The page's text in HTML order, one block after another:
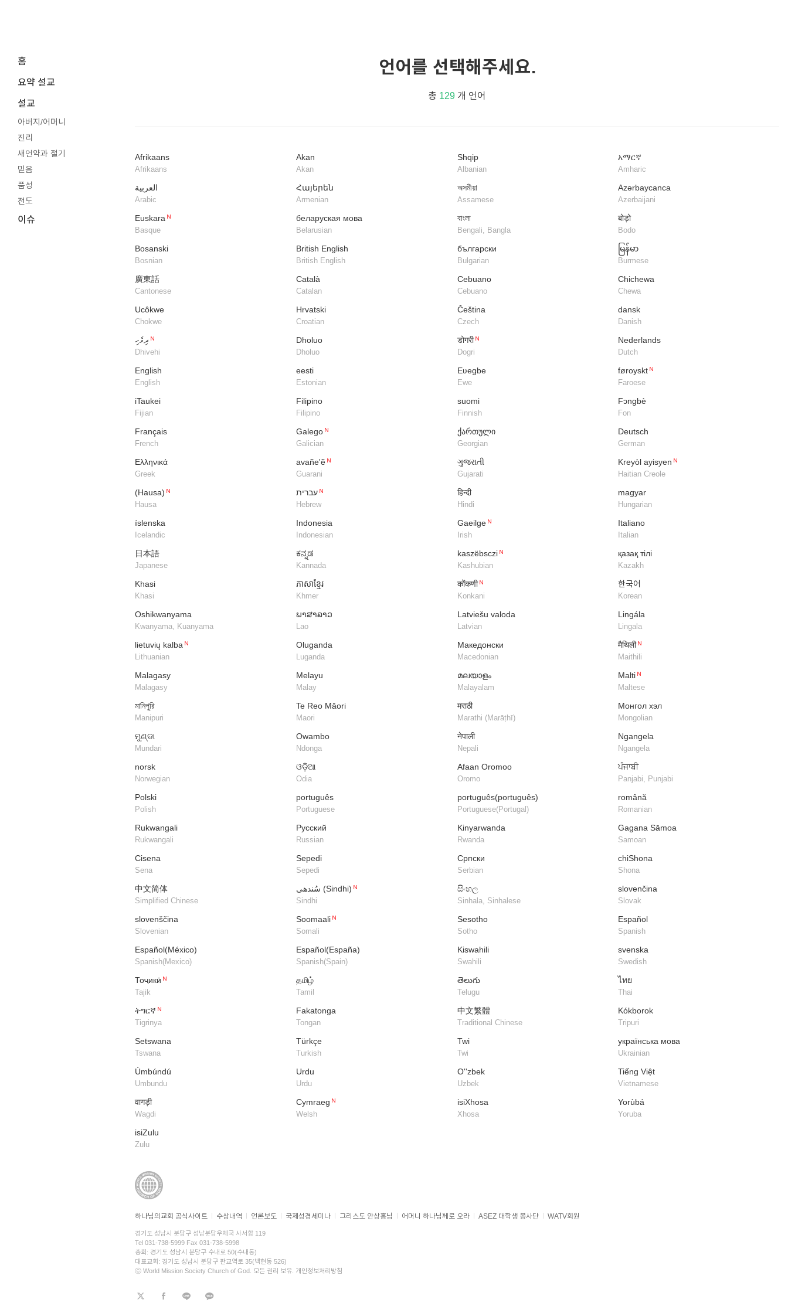
홈
요약 설교
설교
아버지/어머니
진리
새언약과 절기
믿음
품성
전도
이슈
언어를 선택해주세요.
총 129 개 언어
Afrikaans
Afrikaans
Akan
Akan
Shqip
Albanian
አማርኛ
Amharic
العربية
Arabic
Հայերեն
Armenian
অসমীয়া
Assamese
Azərbaycanca
Azerbaijani
Euskara
Basque
беларуская мова
Belarusian
বাংলা
Bengali, Bangla
बोड़ो
Bodo
Bosanski
Bosnian
British English
British English
български
Bulgarian
မြန်မာ
Burmese
廣東話
Cantonese
Català
Catalan
Cebuano
Cebuano
Chichewa
Chewa
Ucôkwe
Chokwe
Hrvatski
Croatian
Čeština
Czech
dansk
Danish
ދިވެހި
Dhivehi
Dholuo
Dholuo
डोगरी
Dogri
Nederlands
Dutch
English
English
eesti
Estonian
Eʋegbe
Ewe
føroyskt
Faroese
iTaukei
Fijian
Filipino
Filipino
suomi
Finnish
Fɔngbè​
Fon
Français
French
Galego
Galician
ქართული
Georgian
Deutsch
German
Ελληνικά
Greek
avañe'ẽ
Guarani
ગુજરાતી
Gujarati
Kreyòl ayisyen​
Haitian Creole
(Hausa)
Hausa
עברית
Hebrew
हिन्दी
Hindi
magyar
Hungarian
íslenska
Icelandic
Indonesia
Indonesian
Gaeilge
Irish
Italiano
Italian
日本語
Japanese
ಕನ್ನಡ
Kannada
kaszëbsczi
Kashubian
қазақ тілі
Kazakh
Khasi
Khasi
ភាសាខ្មែរ
Khmer
कोंकणी
Konkani
한국어
Korean
Oshikwanyama
Kwanyama, Kuanyama
ພາສາລາວ
Lao
Latviešu valoda
Latvian
Lingála
Lingala
lietuvių kalba
Lithuanian
Oluganda
Luganda
Македонски
Macedonian
मैथिली
Maithili
​Malagasy
Malagasy
Melayu
Malay
മലയാളം
Malayalam
Malti
Maltese
মানিপুরি
Manipuri
Te Reo Māori
Maori​​
मराठी
Marathi (Marāṭhī)
Монгол хэл
Mongolian
ମୁଣ୍ଡା
Mundari
Owambo
Ndonga
नेपाली
Nepali
Ngangela
Ngangela
norsk
Norwegian
ଓଡ଼ିଆ
Odia
Afaan Oromoo
Oromo
ਪੰਜਾਬੀ
Panjabi, Punjabi
Polski
Polish
português
Portuguese
português(português)
Portuguese(Portugal)
română
Romanian
Rukwangali
Rukwangali
Русский
Russian
Kinyarwanda
Rwanda
Gagana Sāmoa
Samoan
Cisena
Sena
Sepedi
Sepedi
Српски
Serbian
chiShona
Shona
中文简体
Simplified Chinese
سُندھی (Sindhi)
Sindhi
සිංහල
Sinhala, Sinhalese
slovenčina
Slovak
slovenščina
Slovenian
Soomaali
Somali
Sesotho
Sotho
Español
Spanish
Español(México)
Spanish(Mexico)
Español(España)
Spanish(Spain)
Kiswahili
Swahili
svenska
Swedish
Тоҷикӣ
Tajik
தமிழ்
Tamil
తెలుగు
Telugu
ไทย
Thai
ትግርኛ
Tigrinya
Fakatonga
Tongan
中文繁體
Traditional Chinese
Kókborok
Tripuri
Setswana
Tswana
Türkçe
Turkish
Twi
Twi
українська мова
Ukrainian
Úmbúndú
Umbundu
Urdu
Urdu
O''zbek
Uzbek
Tiếng Việt
Vietnamese
वागड़ी
Wagdi
Cymraeg
Welsh
isiXhosa
Xhosa
Yorùbá
Yoruba
isiZulu
Zulu
하나님의교회 공식사이트 수상내역 언론보도 국제성경세미나 그리스도 안상홍님 어머니 하나님께로 오라 ASEZ 대학생 봉사단 WATV회원
경기도 성남시 분당구 성남분당우체국 사서함 119
Tel 031-738-5999 Fax 031-738-5998
총회: 경기도 성남시 분당구 수내로 50(수내동)
대표교회: 경기도 성남시 분당구 판교역로 35(백현동 526)
ⓒ World Mission Society Church of God. 모든 권리 보유. 개인정보처리방침
트위터 페이스북라인 KaKao